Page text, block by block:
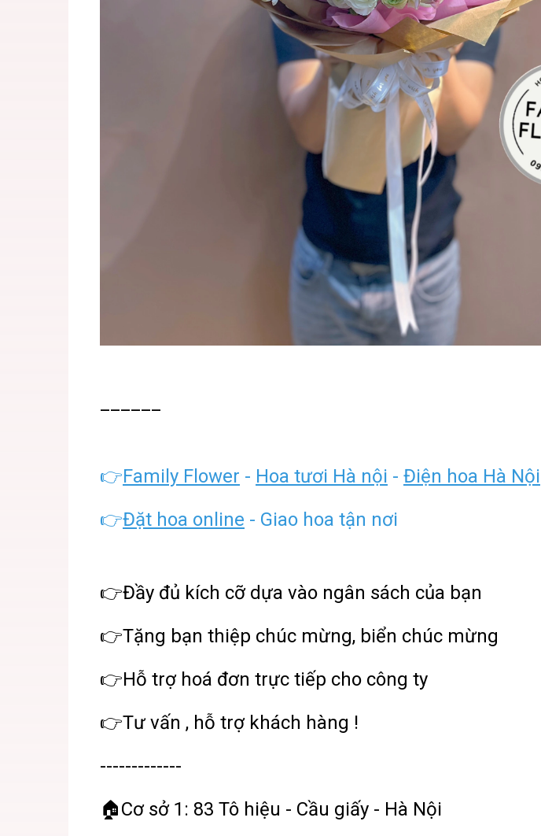
👉Family Flower - Hoa tươi Hà nội - Điện hoa Hà Nội
👉Đặt hoa online - Giao hoa tận nơi
👉Đầy đủ kích cỡ dựa vào ngân sách của bạn
👉Tặng bạn thiệp chúc mừng, biển chúc mừng
👉Hỗ trợ hoá đơn trực tiếp cho công ty
👉Tư vấn , hỗ trợ khách hàng !
-------------
🏠Cơ sở 1: 83 Tô hiệu - Cầu giấy - Hà Nội